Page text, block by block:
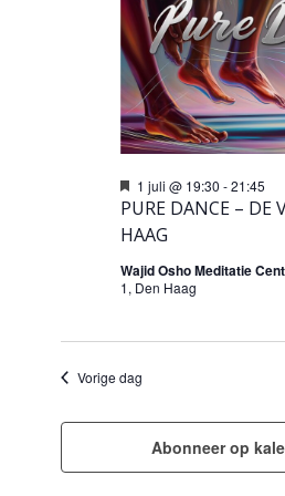
PURE DANCE – DE
HAAG
Uitgelicht
1 juli @ 19:30 -21:45
Wajid Osho Meditatie
1, Den Haag
Vorige dag
Abonneer op